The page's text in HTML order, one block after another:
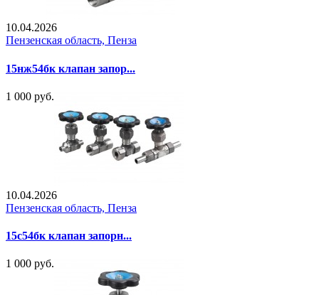
10.04.2026
Пензенская область, Пенза
15нж54бк клапан запор...
1 000 руб.
10.04.2026
Пензенская область, Пенза
15с54бк клапан запорн...
1 000 руб.